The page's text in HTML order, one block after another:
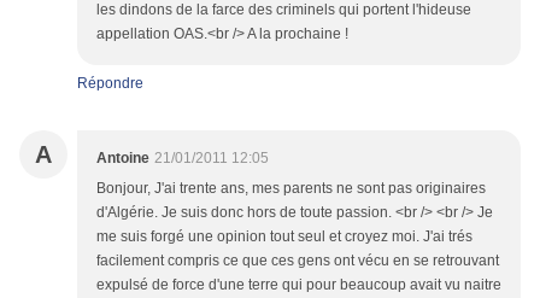
les dindons de la farce des criminels qui portent l'hideuse
appellation OAS.<br /> A la prochaine !
Répondre
A Antoine 21/01/2011 12:05
Bonjour, J'ai trente ans, mes parents ne sont pas originaires
d'Algérie. Je suis donc hors de toute passion. <br /> <br /> Je
me suis forgé une opinion tout seul et croyez moi. J'ai trés
facilement compris ce que ces gens ont vécu en se retrouvant
expulsé de force d'une terre qui pour beaucoup avait vu naitre